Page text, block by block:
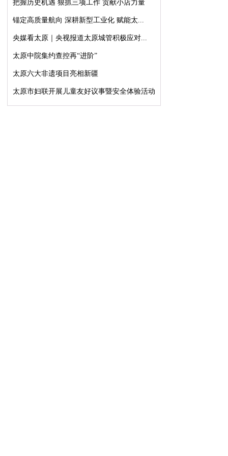
把握历史机遇 狠抓三项工作 贡献小店力量
锚定高质量航向 深耕新型工业化 赋能太...
央媒看太原｜央视报道太原城管积极应对...
太原中院集约查控再“进阶”
太原六大非遗项目亮相新疆
太原市妇联开展儿童友好议事暨安全体验活动